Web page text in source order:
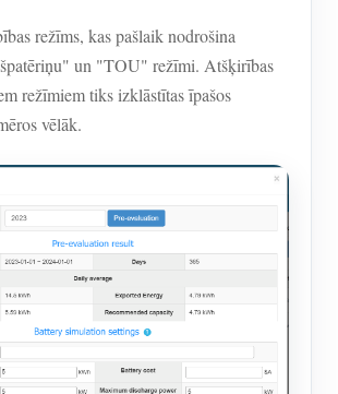
režīms, kas pašlaik nodrošina
un "TOU" režīmi. Atšķirības
režīmiem tiks izklāstītas īpašos
vēlāk.